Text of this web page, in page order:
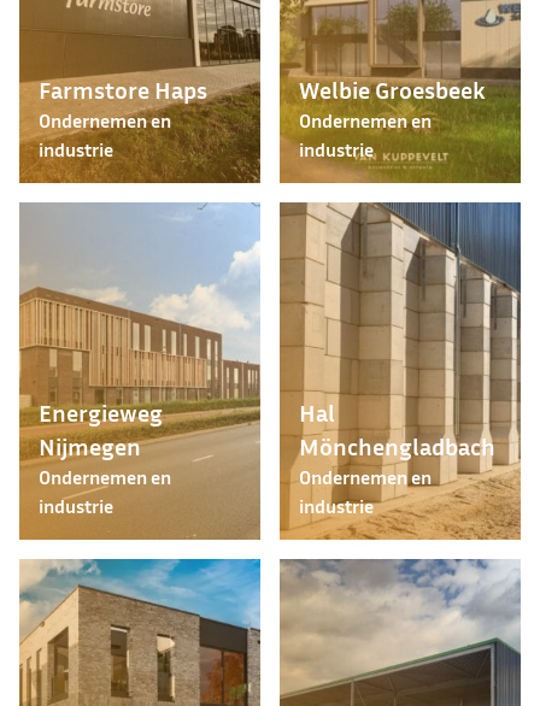
Farmstore Haps
Ondernemen en
industrie
Welbie Groesbeek
Ondernemen en
industrie
Energieweg
Nijmegen
Ondernemen en
industrie
Hal
Mönchengladbach
Ondernemen en
industrie